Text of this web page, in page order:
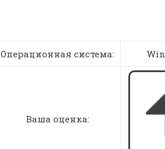
Операционная система:
Ваша оценка: